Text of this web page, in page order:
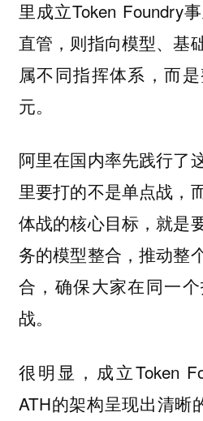
里成立Token Foundry
直管，则指向模型、基
属不同指挥体系，而
元。
阿里在国内率先践行了
里要打的不是单点战，
体战的核心目标，就是
务的模型整合，推动整
合，确保大家在同一
战。
很明显，成立Token
ATH的架构呈现出清晰